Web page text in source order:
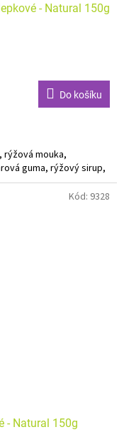
- Natural 150g
Do košíku
rýžová mouka,
guma, rýžový sirup,
- 4% (brusinky, cukr,
kyselosti -
- Natural 150g
Kód: 9328